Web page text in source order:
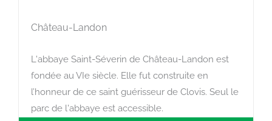
Château-Landon
L'abbaye Saint-Séverin de Château-Landon est
fondée au VIe siècle. Elle fut construite en
l’honneur de ce saint guérisseur de Clovis. Seul le
parc de l'abbaye est accessible.